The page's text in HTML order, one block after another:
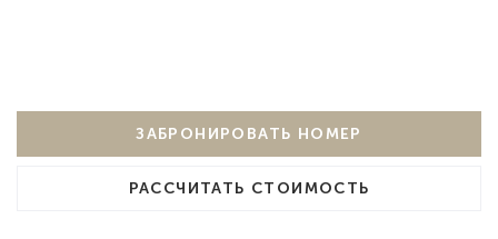
ЗАБРОНИРОВАТЬ НОМЕР
РАССЧИТАТЬ СТОИМОСТЬ